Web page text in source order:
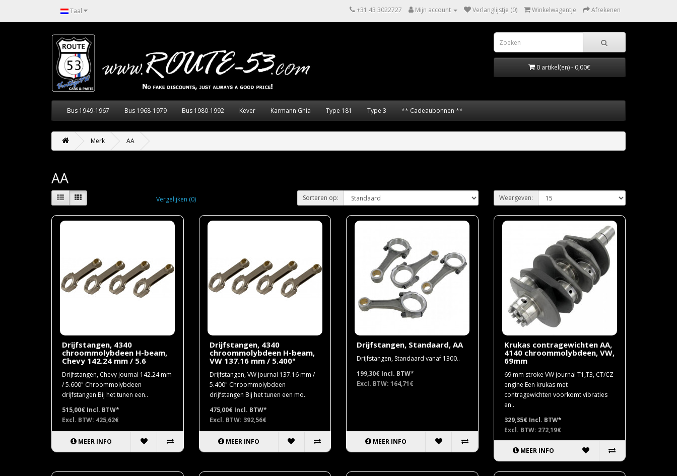
Taal +31 43 3022727 Mijn account Verlanglijstje (0) Winkelwagentje Afrekenen
0 artikel(en) - 0,00€
Bus 1949-1967 Bus 1968-1979 Bus 1980-1992 Kever Karmann Ghia Type 181 Type 3 ** Cadeaubonnen **
Merk AA
AA
Vergelijken (0) Sorteren op: Weergeven:
Drijfstangen, 4340
chroommolybdeen H-beam,
Chevy 142.24 mm / 5.6
Drijfstangen, Chevy journal 142.24 mm
/ 5.600" Chroommolybdeen
drijfstangen Bij het tunen een..
515,00€ Incl. BTW*
Excl. BTW: 425,62€
MEER INFO
Drijfstangen, 4340
chroommolybdeen H-beam,
VW 137.16 mm / 5.400"
Drijfstangen, VW journal 137.16 mm /
5.400" Chroommolybdeen
drijfstangen Bij het tunen een mo..
475,00€ Incl. BTW*
Excl. BTW: 392,56€
MEER INFO
Drijfstangen, Standaard, AA
Drijfstangen, Standaard vanaf 1300..
199,30€ Incl. BTW*
Excl. BTW: 164,71€
MEER INFO
Krukas contragewichten AA,
4140 chroommolybdeen, VW,
69mm
69 mm stroke VW journal T1,T3, CT/CZ
engine Een krukas met
contragewichten voorkomt vibraties
en..
329,35€ Incl. BTW*
Excl. BTW: 272,19€
MEER INFO